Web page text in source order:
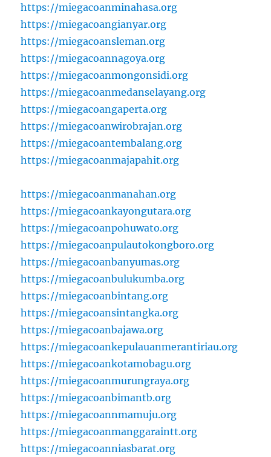
https://miegacoanminahasa.org
https://miegacoangianyar.org
https://miegacoansleman.org
https://miegacoannagoya.org
https://miegacoanmongonsidi.org
https://miegacoanmedanselayang.org
https://miegacoangaperta.org
https://miegacoanwirobrajan.org
https://miegacoantembalang.org
https://miegacoanmajapahit.org
https://miegacoanmanahan.org
https://miegacoankayongutara.org
https://miegacoanpohuwato.org
https://miegacoanpulautokongboro.org
https://miegacoanbanyumas.org
https://miegacoanbulukumba.org
https://miegacoanbintang.org
https://miegacoansintangka.org
https://miegacoanbajawa.org
https://miegacoankepulauanmerantiriau.org
https://miegacoankotamobagu.org
https://miegacoanmurungraya.org
https://miegacoanbimantb.org
https://miegacoannmamuju.org
https://miegacoanmanggaraintt.org
https://miegacoanniasbarat.org